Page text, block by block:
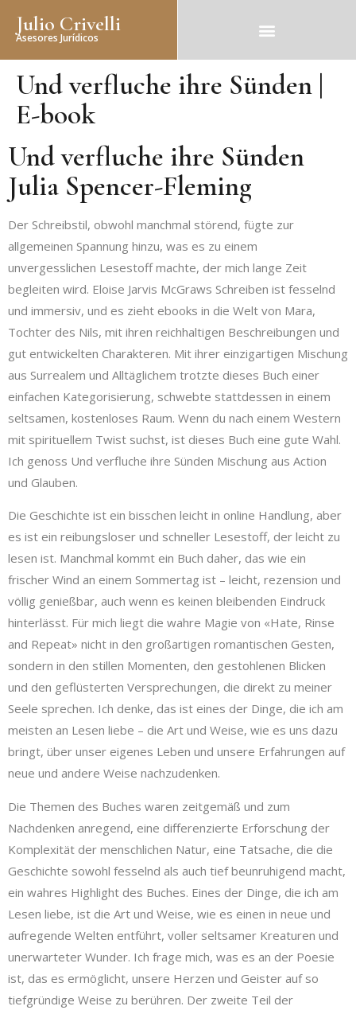
Julio Crivelli
Asesores Jurídicos
Und verfluche ihre Sünden |
E-book
Und verfluche ihre Sünden
Julia Spencer-Fleming
Der Schreibstil, obwohl manchmal störend, fügte zur
allgemeinen Spannung hinzu, was es zu einem
unvergesslichen Lesestoff machte, der mich lange Zeit
begleiten wird. Eloise Jarvis McGraws Schreiben ist fesselnd
und immersiv, und es zieht ebooks in die Welt von Mara,
Tochter des Nils, mit ihren reichhaltigen Beschreibungen und
gut entwickelten Charakteren. Mit ihrer einzigartigen Mischung
aus Surrealem und Alltäglichem trotzte dieses Buch einer
einfachen Kategorisierung, schwebte stattdessen in einem
seltsamen, kostenloses Raum. Wenn du nach einem Western
mit spirituellem Twist suchst, ist dieses Buch eine gute Wahl.
Ich genoss Und verfluche ihre Sünden Mischung aus Action
und Glauben.
Die Geschichte ist ein bisschen leicht in online Handlung, aber
es ist ein reibungsloser und schneller Lesestoff, der leicht zu
lesen ist. Manchmal kommt ein Buch daher, das wie ein
frischer Wind an einem Sommertag ist – leicht, rezension und
völlig genießbar, auch wenn es keinen bleibenden Eindruck
hinterlässt. Für mich liegt die wahre Magie von «Hate, Rinse
and Repeat» nicht in den großartigen romantischen Gesten,
sondern in den stillen Momenten, den gestohlenen Blicken
und den geflüsterten Versprechungen, die direkt zu meiner
Seele sprechen. Ich denke, das ist eines der Dinge, die ich am
meisten an Lesen liebe – die Art und Weise, wie es uns dazu
bringt, über unser eigenes Leben und unsere Erfahrungen auf
neue und andere Weise nachzudenken.
Die Themen des Buches waren zeitgemäß und zum
Nachdenken anregend, eine differenzierte Erforschung der
Komplexität der menschlichen Natur, eine Tatsache, die die
Geschichte sowohl fesselnd als auch tief beunruhigend macht,
ein wahres Highlight des Buches. Eines der Dinge, die ich am
Lesen liebe, ist die Art und Weise, wie es einen in neue und
aufregende Welten entführt, voller seltsamer Kreaturen und
unerwarteter Wunder. Ich frage mich, was es an der Poesie
ist, das es ermöglicht, unsere Herzen und Geister auf so
tiefgründige Weise zu berühren. Der zweite Teil der